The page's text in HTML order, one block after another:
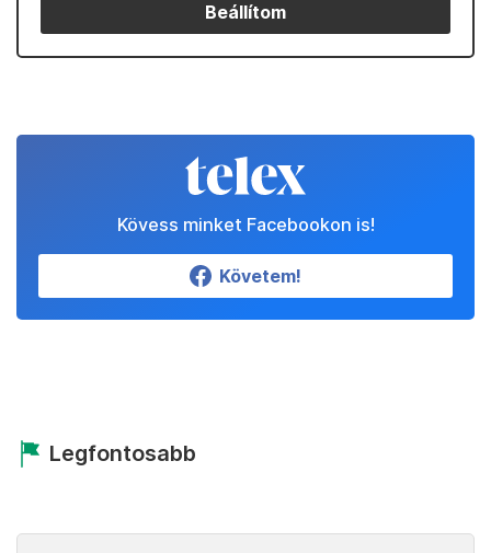
Beállítom
Kövess minket Facebookon is!
Követem!
Legfontosabb